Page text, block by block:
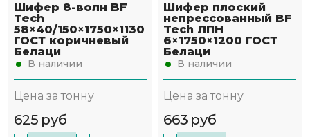
Шифер 8-волн BF
Tech
58×40/150×1750×1130
ГОСТ коричневый
Белаци
В наличии
Цена за тонну
625 руб
Шифер плоский
непрессованный BF
Tech ЛПН
6×1750×1200 ГОСТ
Белаци
В наличии
Цена за тонну
663 руб